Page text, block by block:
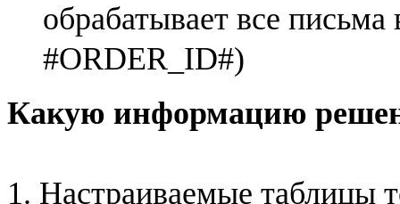
обрабатывает все
#ORDER_ID#)
Какую информацию
1. Настраиваемые таблицы